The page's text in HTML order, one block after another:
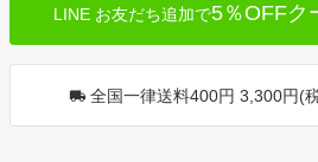
LINE お友だち追加で5％OFFク
全国一律送料400円 3,300円(